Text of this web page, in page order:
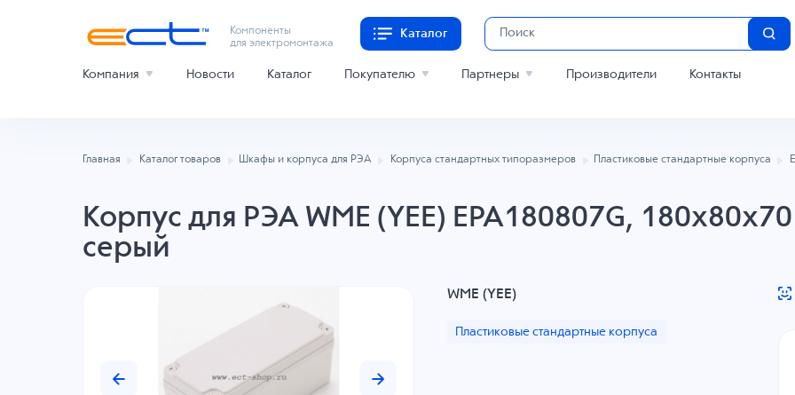
Компоненты
для электромонтажа
Каталог
Компания Новости Каталог Покупателю Партнеры Производители Контакты
Главная Каталог товаров Шкафы и корпуса для РЭА Корпуса стандартных типоразмеров Пластиковые стандартные корпуса
Корпус для РЭА WME (YEE) EPA180807G,
серый
WME (YEE)
Пластиковые стандартные корпуса